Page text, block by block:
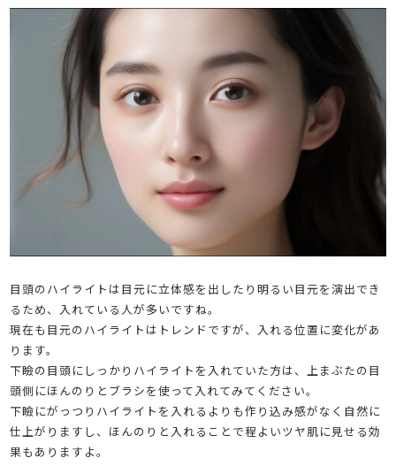
目頭のハイライトは目元に立体感を出したり明るい目元を演出でき
るため、入れている人が多いですね。
現在も目元のハイライトはトレンドですが、入れる位置に変化があ
ります。
下瞼の目頭にしっかりハイライトを入れていた方は、上まぶたの目
頭側にほんのりとブラシを使って入れてみてください。
下瞼にがっつりハイライトを入れるよりも作り込み感がなく自然に
仕上がりますし、ほんのりと入れることで程よいツヤ肌に見せる効
果もありますよ。